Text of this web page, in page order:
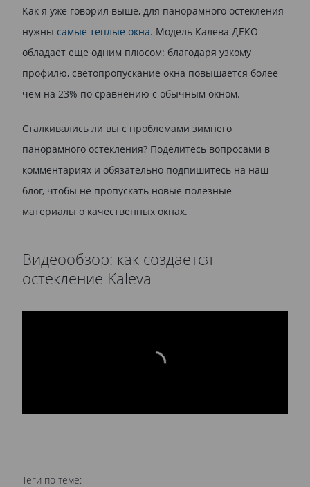
Как я уже говорил выше, для панорамного остекления
нужны самые теплые окна. Модель Калева ДЕКО
обладает еще одним плюсом: благодаря узкому
профилю, светопропускание окна повышается более
чем на 23% по сравнению с обычным окном.
Сталкивались ли вы с проблемами зимнего
панорамного остекления? Поделитесь вопросами в
комментариях и обязательно подпишитесь на наш
блог, чтобы не пропускать новые полезные
материалы о качественных окнах.
Видеообзор: как создается
остекление Kaleva
Теги по теме: